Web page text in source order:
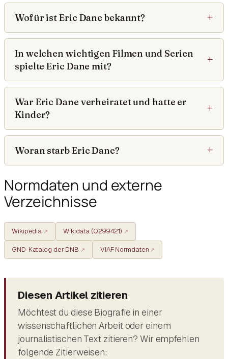
Wofür ist Eric Dane bekannt?
In welchen wichtigen Filmen und Serien
spielte Eric Dane mit?
War Eric Dane verheiratet und hatte er
Kinder?
Woran starb Eric Dane?
Normdaten und externe
Verzeichnisse
Wikipedia Wikidata (Q299421)
GND-Katalog der DNB VIAF Normdaten
Diesen Artikel zitieren
Möchtest du diese Biografie in einer
wissenschaftlichen Arbeit oder einem
journalistischen Text zitieren? Wir empfehlen
folgende Zitierweisen: